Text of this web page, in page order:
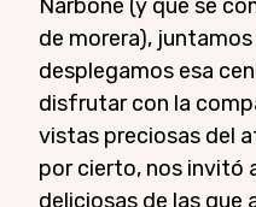
Narbone (y que se
de morera),
desplegamos esa
disfrutar con la
vistas preciosas del
por cierto, nos invitó
deliciosas de las que